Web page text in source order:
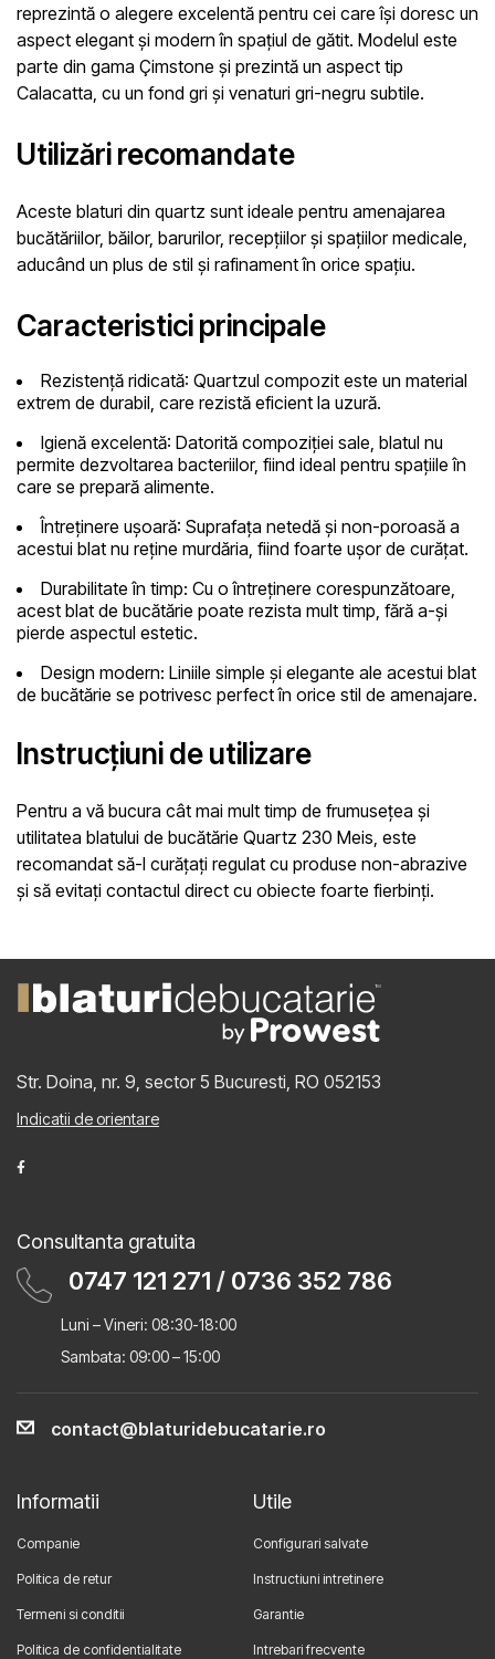
reprezintă o alegere excelentă pentru cei care își doresc un
aspect elegant și modern în spațiul de gătit. Modelul este
parte din gama Çimstone și prezintă un aspect tip
Calacatta, cu un fond gri și venaturi gri-negru subtile.
Utilizări recomandate
Aceste blaturi din quartz sunt ideale pentru amenajarea
bucătăriilor, băilor, barurilor, recepțiilor și spațiilor medicale,
aducând un plus de stil și rafinament în orice spațiu.
Caracteristici principale
Rezistență ridicată: Quartzul compozit este un material
extrem de durabil, care rezistă eficient la uzură.
Igienă excelentă: Datorită compoziției sale, blatul nu
permite dezvoltarea bacteriilor, fiind ideal pentru spațiile în
care se prepară alimente.
Întreținere ușoară: Suprafața netedă și non-poroasă a
acestui blat nu reține murdăria, fiind foarte ușor de curățat.
Durabilitate în timp: Cu o întreținere corespunzătoare,
acest blat de bucătărie poate rezista mult timp, fără a-și
pierde aspectul estetic.
Design modern: Liniile simple și elegante ale acestui blat
de bucătărie se potrivesc perfect în orice stil de amenajare.
Instrucțiuni de utilizare
Pentru a vă bucura cât mai mult timp de frumusețea și
utilitatea blatului de bucătărie Quartz 230 Meis, este
recomandat să-l curățați regulat cu produse non-abrazive
și să evitați contactul direct cu obiecte foarte fierbinți.
Str. Doina, nr. 9, sector 5 Bucuresti, RO 052153
Indicatii de orientare
Consultanta gratuita
0747 121 271 / 0736 352 786
Luni – Vineri: 08:30-18:00
Sambata: 09:00 – 15:00
contact@blaturidebucatarie.ro
Informatii
Companie
Politica de retur
Termeni si conditii
Politica de confidentialitate
Utile
Configurari salvate
Instructiuni intretinere
Garantie
Intrebari frecvente